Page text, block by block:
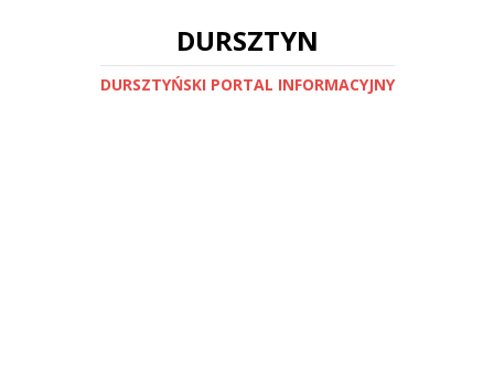
DURSZTYN
DURSZTYŃSKI PORTAL INFORMACYJNY